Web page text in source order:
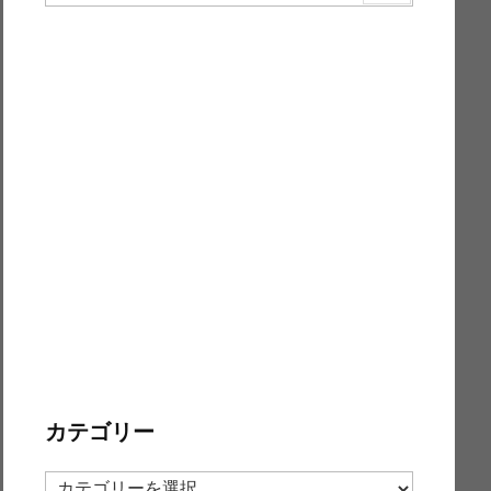
カテゴリー
カ